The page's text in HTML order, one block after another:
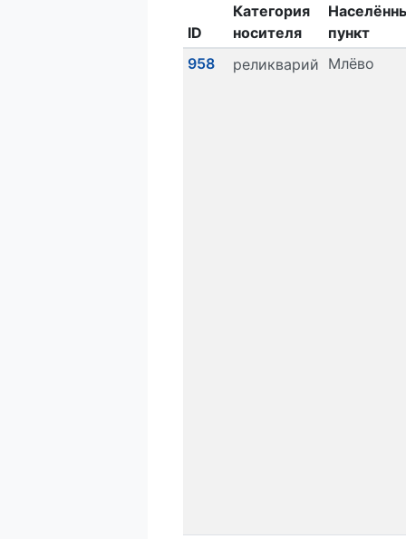
ID
Категория
носителя
пункт
958
реликварий Млёво